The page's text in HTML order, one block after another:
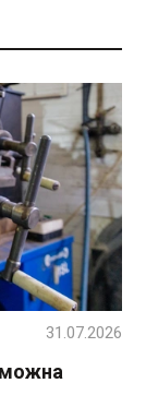
можна
31.07.2026